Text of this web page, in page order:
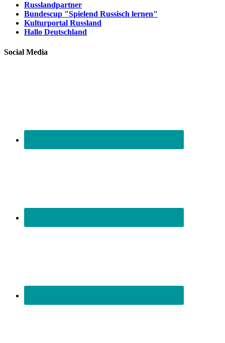
Russlandpartner
Bundescup "Spielend Russisch lernen"
Kulturportal Russland
Hallo Deutschland
Social Media